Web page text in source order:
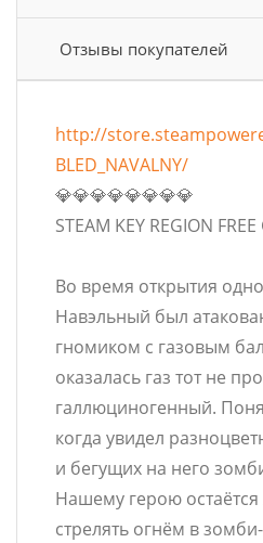
Отзывы покупателей
http://
BLED_NAVALNY/
💎💎💎💎💎💎💎💎
STEAM KEY REGION
Во время открытия
Навэльный был
гномиком с газовым
оказалась газ тот не
галлюциногенный.
когда увидел
и бегущих на него
Нашему герою
стрелять огнём в